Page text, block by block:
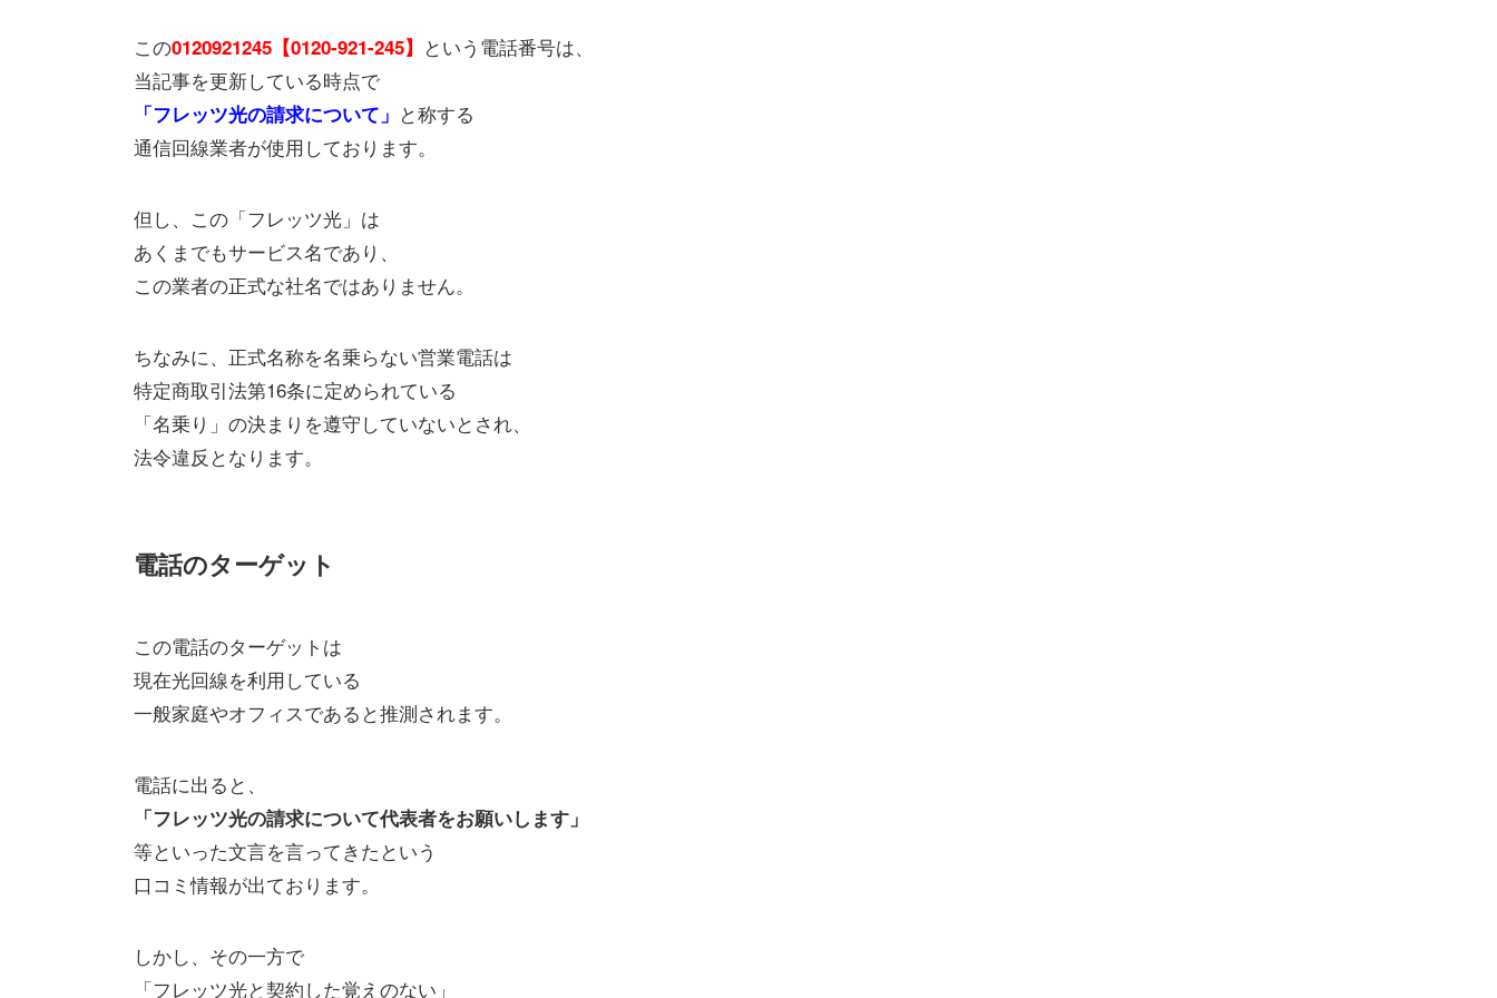
この0120921245【0120-921-245】 という電話番号は、
当記事を更新している時点で
「フレッツ光の請求について」 と称する
通信回線業者が使用しております。
但し、この「フレッツ光」は
あくまでもサービス名であり、
この業者の正式な社名ではありません。
ちなみに、正式名称を名乗らない営業電話は
特定商取引法第16条に定められている
「名乗り」の決まりを遵守していないとされ、
法令違反となります。
電話のターゲット
この電話のターゲットは
現在光回線を利用している
一般家庭やオフィスであると推測されます。
電話に出ると、
「フレッツ光の請求について代表者をお願いします」
等といった文言を言ってきたという
口コミ情報が出ております。
しかし、その一方で
「フレッツ光と契約した覚えのない」